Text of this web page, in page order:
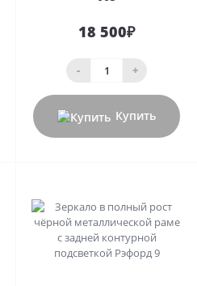
18 500₽
- +
Купить